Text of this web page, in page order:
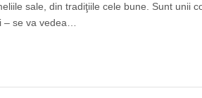
sale, din tradiţiile cele bune. Sunt unii
se va vedea…